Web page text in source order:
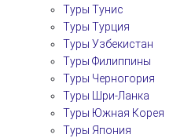
Туры Тунис
Туры Турция
Туры Узбекистан
Туры Филиппины
Туры Черногория
Туры Шри-Ланка
Туры Южная Корея
Туры Япония